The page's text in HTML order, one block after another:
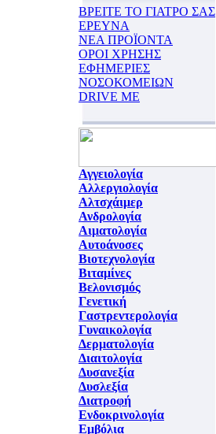
ΒΡΕΙΤΕ ΤΟ ΓΙΑΤΡΟ ΣΑΣ
ΕΡΕΥΝΑ
ΝΕΑ ΠΡΟΪΟΝΤΑ
ΟΡΟΙ ΧΡΗΣΗΣ
ΕΦΗΜΕΡΙΕΣ
ΝΟΣΟΚΟΜΕΙΩΝ
DRIVE ME
Αγγειολογία
Αλλεργιολογία
Αλτσχάιμερ
Ανδρολογία
Αιματολογία
Αυτοάνοσες
Βιοτεχνολογία
Βιταμίνες
Βελονισμός
Γενετική
Γαστρεντερολογία
Γυναικολογία
Δερματολογία
Διαιτολογία
Δυσανεξία
Δυσλεξία
Διατροφή
Ενδοκρινολογία
Εμβόλια